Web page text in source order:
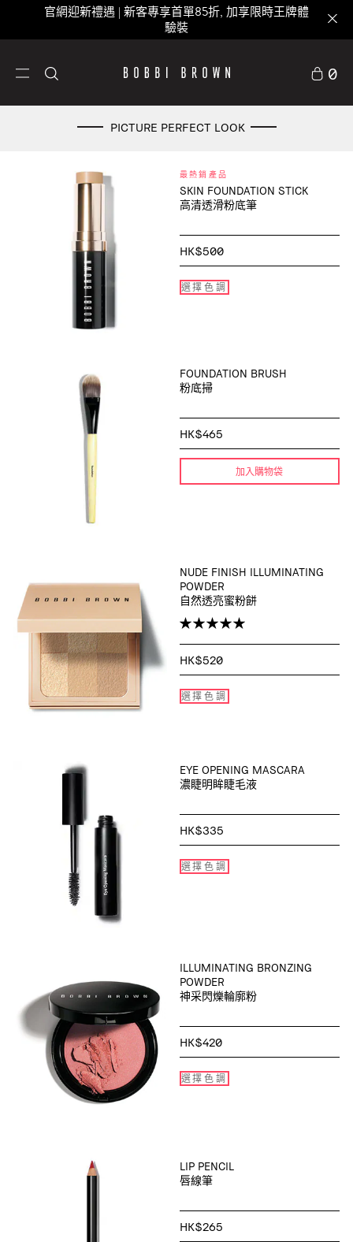
官網迎新禮遇 | 新客專享首單85折, 加享限時王牌體
驗裝
0
PICTURE PERFECT LOOK
最熱銷產品
SKIN FOUNDATION STICK
高清透滑粉底筆
HK$500
選擇色調
FOUNDATION BRUSH
粉底掃
HK$465
加入購物袋
NUDE FINISH ILLUMINATING
POWDER
自然透亮蜜粉餅
HK$520
選擇色調
EYE OPENING MASCARA
濃睫明眸睫毛液
HK$335
選擇色調
ILLUMINATING BRONZING
POWDER
神采閃爍輪廓粉
HK$420
選擇色調
LIP PENCIL
唇線筆
HK$265